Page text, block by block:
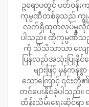
ဥရောပတွင် ပတ်ဝန်
ကုမ္ပဏီတစ်ခုသည် က
လက်ရှိထုတ်လုပ်မှုလိုင်းတွ
ပါသည်။ ထိုကုမ္ပဏီသ
ကို သိသိသာသာ လျေ
ပြန်လည်အသုံးပြုနိုင်သ
များဖြင့် မှန်ကန်
သောကြောင့် ၎င်း
တင်ပေးနိုင်ခဲ့ပါသည်။
ထိန်းသိမ်းရေးဆိုင်ရာ